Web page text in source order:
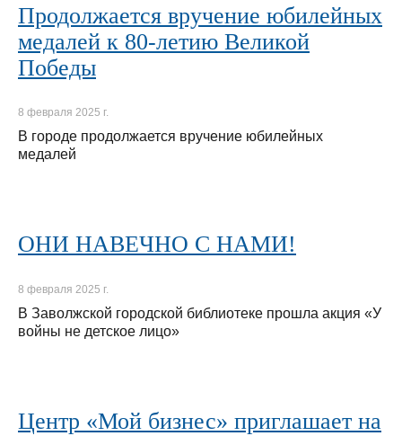
Продолжается вручение юбилейных
медалей к 80-летию Великой
Победы
8 февраля 2025 г.
В городе продолжается вручение юбилейных
медалей
ОНИ НАВЕЧНО С НАМИ!
8 февраля 2025 г.
В Заволжской городской библиотеке прошла акция «У
войны не детское лицо»
Центр «Мой бизнес» приглашает на